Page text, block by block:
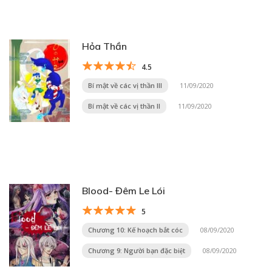
Hỏa Thần
4.5
Bí mật về các vị thần III 11/09/2020
Bí mật về các vị thần II 11/09/2020
Blood- Đêm Le Lói
5
Chương 10: Kế hoạch bắt cóc 08/09/2020
Chương 9: Người bạn đặc biệt 08/09/2020